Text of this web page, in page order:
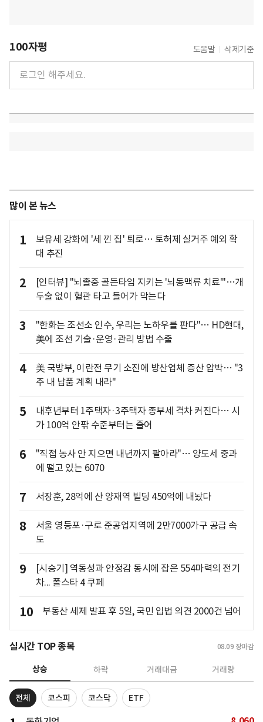
100자평 도움말 삭제기준
많이 본 뉴스
1
보유세 강화에 '세 낀 집' 퇴로… 토허제 실거주 예외 확
대 추진
2
[인터뷰] "뇌졸중 골든타임 지키는 '뇌동맥류 치료'"…개
두술 없이 혈관 타고 들어가 막는다
3
"한화는 조선소 인수, 우리는 노하우를 판다"… HD현대,
美에 조선 기술·운영·관리 방법 수출
4
美 국방부, 이란전 무기 소진에 방산업체 증산 압박… "3
주 내 납품 계획 내라"
5
내후년부터 1주택자·3주택자 종부세 격차 커진다… 시
가 100억 안팎 수준부터는 줄어
6
"직접 농사 안 지으면 내년까지 팔아라"… 양도세 중과
에 떨고 있는 6070
7 서장훈, 28억에 산 양재역 빌딩 450억에 내놨다
8
서울 영등포·구로 준공업지역에 2만7000가구 공급 속
도
9
[시승기] 역동성과 안정감 동시에 잡은 554마력의 전기
차... 폴스타 4 쿠페
10 부동산 세제 발표 후 5일, 국민 입법 의견 2000건 넘어
실시간 TOP 종목 08.09 장마감
상승 하락 거래대금 거래량
전체 코스피 코스닥 ETF